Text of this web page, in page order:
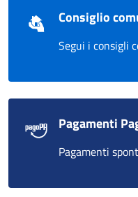
Consiglio
Segui i consigli
Pagamenti
Pagamenti